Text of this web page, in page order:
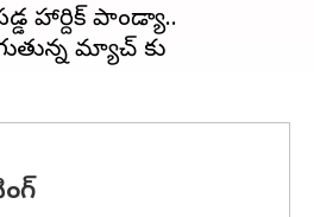
హార్దిక్ పాండ్యా..
మ్యాచ్ కు